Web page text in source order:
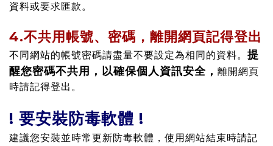
資料或要求匯款。
4.不共用帳號、密碼，離開網頁記得登出
不同網站的帳號密碼請盡量不要設定為相同的資料。 提
醒您密碼不共用，以確保個人資訊安全， 離開網頁
時請記得登出。
! 要安裝防毒軟體 !
建議您安裝並時常更新防毒軟體，使用網站結束時請記